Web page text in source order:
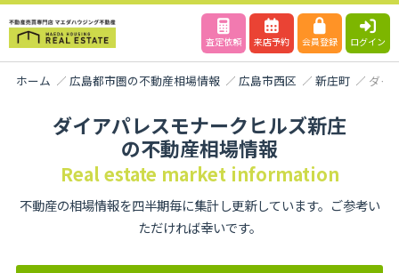
査定依頼 来店予約 会員登録 ログイン
ホーム 広島都市圏の不動産相場情報 広島市西区 新庄町 ダイ
ダイアパレスモナークヒルズ新庄
の不動産相場情報
Real estate market information
不動産の相場情報を四半期毎に集計し更新しています。ご参考い
ただければ幸いです。